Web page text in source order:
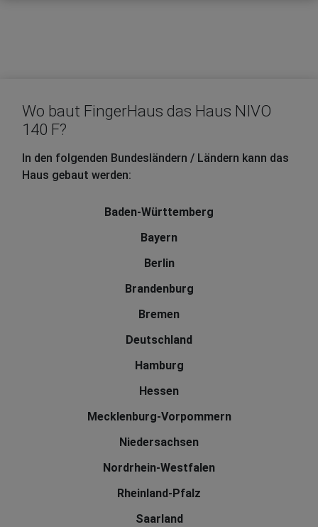
Wo baut FingerHaus das Haus NIVO
140 F?
In den folgenden Bundesländern / Ländern kann das
Haus gebaut werden:
Baden-Württemberg
Bayern
Berlin
Brandenburg
Bremen
Deutschland
Hamburg
Hessen
Mecklenburg-Vorpommern
Niedersachsen
Nordrhein-Westfalen
Rheinland-Pfalz
Saarland